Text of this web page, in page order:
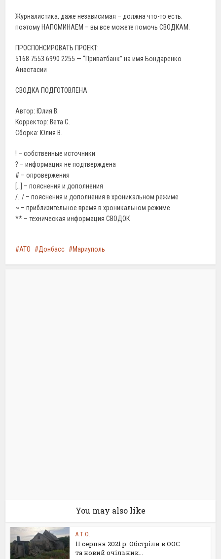
Журналистика, даже независимая – должна что-то есть.
поэтому НАПОМИНАЕМ – вы все можете помочь СВОДКАМ.
ПРОСПОНСИРОВАТЬ ПРОЕКТ:
5168 7553 6990 2255 — “Приватбанк” на имя Бондаренко
Анастасии
СВОДКА ПОДГОТОВЛЕНА
Автор: Юлия В.
Корректор: Вета С.
Сборка: Юлия В.
! – собственные источники
? – информация не подтверждена
# – опровержения
[…] – пояснения и дополнения
/…/ – пояснения и дополнения в хроникальном режиме
~ – приблизительное время в хроникальном режиме
** – техническая информация СВОДОК
АТО Донбасс Мариуполь
You may also like
А.Т.О.
11 серпня 2021 р. Обстріли в ООС
та новий очільник...